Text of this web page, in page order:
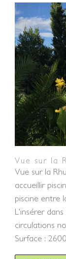
Vue sur la
Vue sur la
accueillir
piscine entre
L'insérer
circulations
Surface :